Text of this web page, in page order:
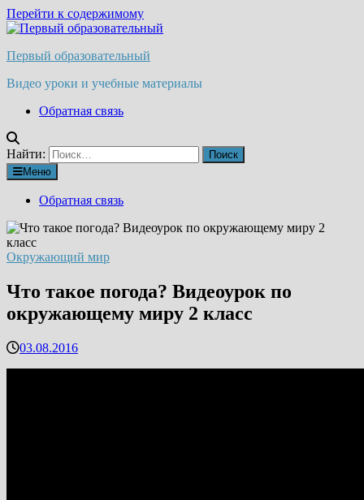
Перейти к содержимому
Первый образовательный
Видео уроки и учебные материалы
Обратная связь
Найти:
Меню
Обратная связь
Окружающий мир
Что такое погода? Видеоурок по
окружающему миру 2 класс
03.08.2016